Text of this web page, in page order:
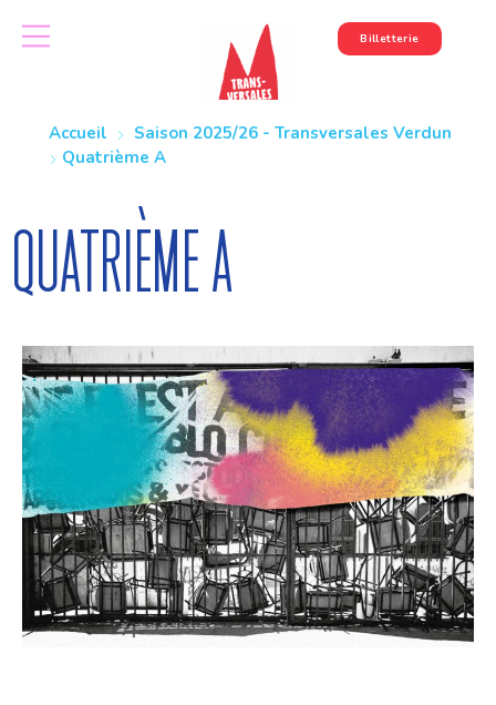
Billetterie
Accueil
Saison 2025/26 - Transversales Verdun
Quatrième A
Quatrième A